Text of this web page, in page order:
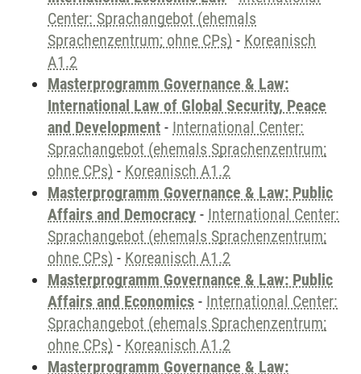
Center: Sprachangebot (ehemals
Sprachenzentrum; ohne CPs) - Koreanisch
A1.2
Masterprogramm Governance & Law:
International Law of Global Security, Peace
and Development - International Center:
Sprachangebot (ehemals Sprachenzentrum;
ohne CPs) - Koreanisch A1.2
Masterprogramm Governance & Law: Public
Affairs and Democracy - International Center:
Sprachangebot (ehemals Sprachenzentrum;
ohne CPs) - Koreanisch A1.2
Masterprogramm Governance & Law: Public
Affairs and Economics - International Center:
Sprachangebot (ehemals Sprachenzentrum;
ohne CPs) - Koreanisch A1.2
Masterprogramm Governance & Law: